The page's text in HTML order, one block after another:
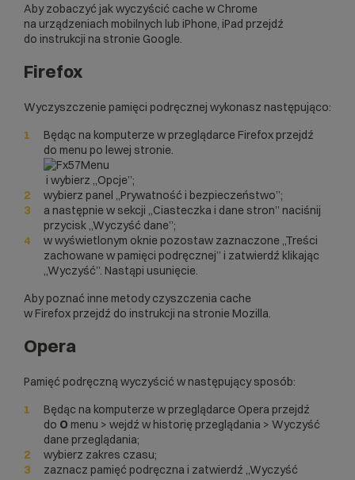
Aby zobaczyć jak wyczyścić cache w Chrome
na urządzeniach mobilnych lub iPhone, iPad przejdź
do instrukcji na stronie Google.
Firefox
Wyczyszczenie pamięci podręcznej wykonasz następująco:
Będąc na komputerze w przeglądarce Firefox przejdź
do menu po lewej stronie.
i wybierz „Opcje”;
wybierz panel „Prywatność i bezpieczeństwo”;
a następnie w sekcji „Ciasteczka i dane stron” naciśnij
przycisk „Wyczyść dane”;
w wyświetlonym oknie pozostaw zaznaczone „Treści
zachowane w pamięci podręcznej” i zatwierdź klikając
„Wyczyść”. Nastąpi usunięcie.
Aby poznać inne metody czyszczenia cache
w Firefox przejdź do instrukcji na stronie Mozilla.
Opera
Pamięć podręczną wyczyścić w następujący sposób:
Będąc na komputerze w przeglądarce Opera przejdź
do O menu > wejdź w historię przeglądania > Wyczyść
dane przeglądania;
wybierz zakres czasu;
zaznacz pamięć podręczna i zatwierdź „Wyczyść